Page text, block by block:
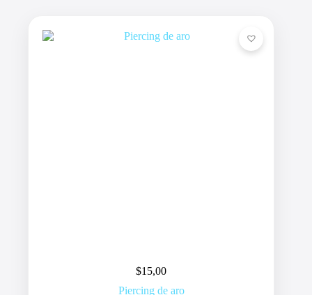
$15,00
Piercing de aro